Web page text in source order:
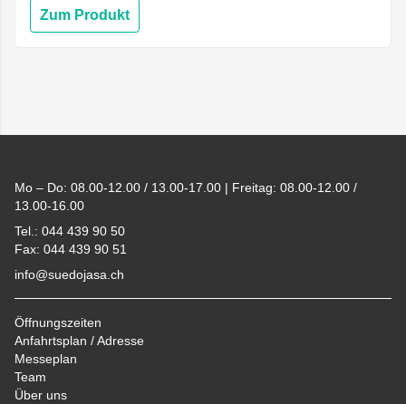
Zum Produkt
Mo – Do: 08.00-12.00 / 13.00-17.00 | Freitag: 08.00-12.00 /
13.00-16.00
Tel.: 044 439 90 50
Fax: 044 439 90 51
info@suedojasa.ch
Öffnungszeiten
Anfahrtsplan / Adresse
Messeplan
Team
Über uns